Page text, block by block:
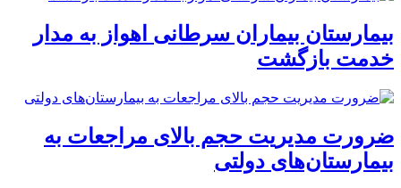
بیمارستان بیماران سرطانی اهواز به مدار
خدمت بازگشت
ضرورت مدیریت حجم بالای مراجعات به
بیمارستان‌های دولتی